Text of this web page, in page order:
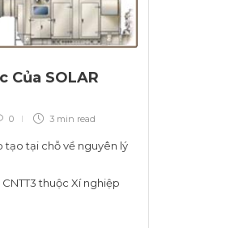
Của SOLAR
0 3 min read
tại chỗ về nguyên lý
thuộc Xí nghiệp